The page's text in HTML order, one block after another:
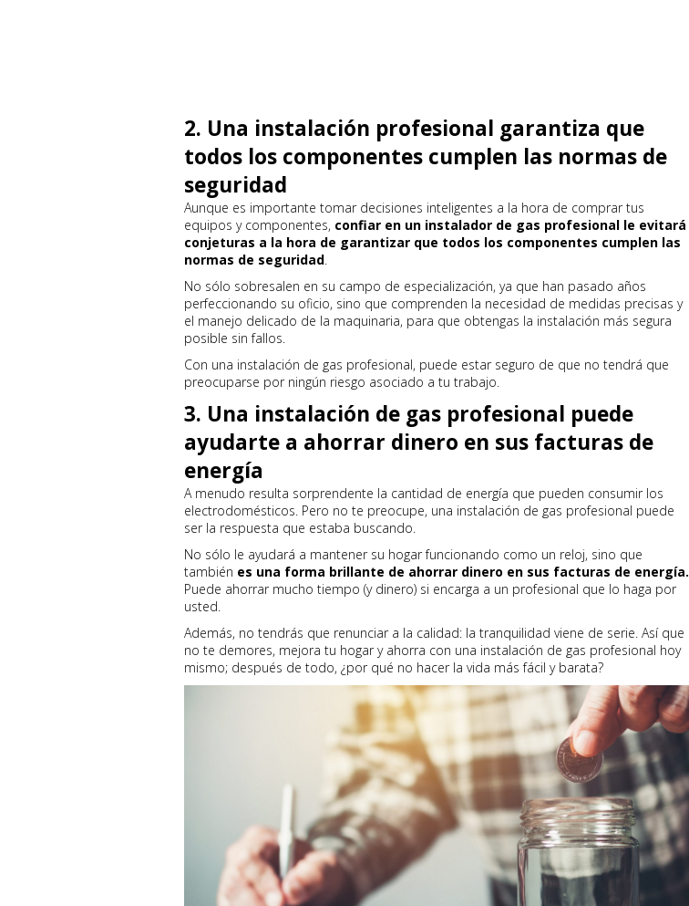
2. Una instalación profesional garantiza que
todos los componentes cumplen las normas de
seguridad
Aunque es importante tomar decisiones inteligentes a la hora de comprar tus
equipos y componentes, confiar en un instalador de gas profesional le evitará
conjeturas a la hora de garantizar que todos los componentes cumplen las
normas de seguridad.
No sólo sobresalen en su campo de especialización, ya que han pasado años
perfeccionando su oficio, sino que comprenden la necesidad de medidas precisas y
el manejo delicado de la maquinaria, para que obtengas la instalación más segura
posible sin fallos.
Con una instalación de gas profesional, puede estar seguro de que no tendrá que
preocuparse por ningún riesgo asociado a tu trabajo.
3. Una instalación de gas profesional puede
ayudarte a ahorrar dinero en sus facturas de
energía
A menudo resulta sorprendente la cantidad de energía que pueden consumir los
electrodomésticos. Pero no te preocupe, una instalación de gas profesional puede
ser la respuesta que estaba buscando.
No sólo le ayudará a mantener su hogar funcionando como un reloj, sino que
también es una forma brillante de ahorrar dinero en sus facturas de energía.
Puede ahorrar mucho tiempo (y dinero) si encarga a un profesional que lo haga por
usted.
Además, no tendrás que renunciar a la calidad: la tranquilidad viene de serie. Así que
no te demores, mejora tu hogar y ahorra con una instalación de gas profesional hoy
mismo; después de todo, ¿por qué no hacer la vida más fácil y barata?